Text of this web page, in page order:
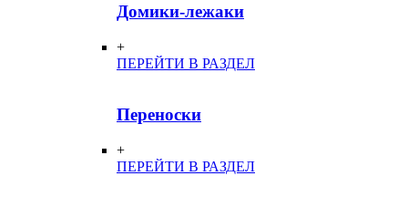
Домики-лежаки
+
ПЕРЕЙТИ В РАЗДЕЛ
Переноски
+
ПЕРЕЙТИ В РАЗДЕЛ